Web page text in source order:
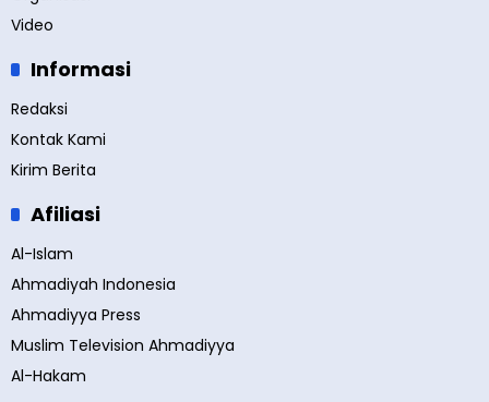
Video
Informasi
Redaksi
Kontak Kami
Kirim Berita
Afiliasi
Al-Islam
Ahmadiyah Indonesia
Ahmadiyya Press
Muslim Television Ahmadiyya
Al-Hakam